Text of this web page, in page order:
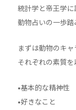
統計学と帝王学に
動物占いの一歩踏
まずは動物のキャ
それぞれの素質
•基本的な精神性
•好きなこと